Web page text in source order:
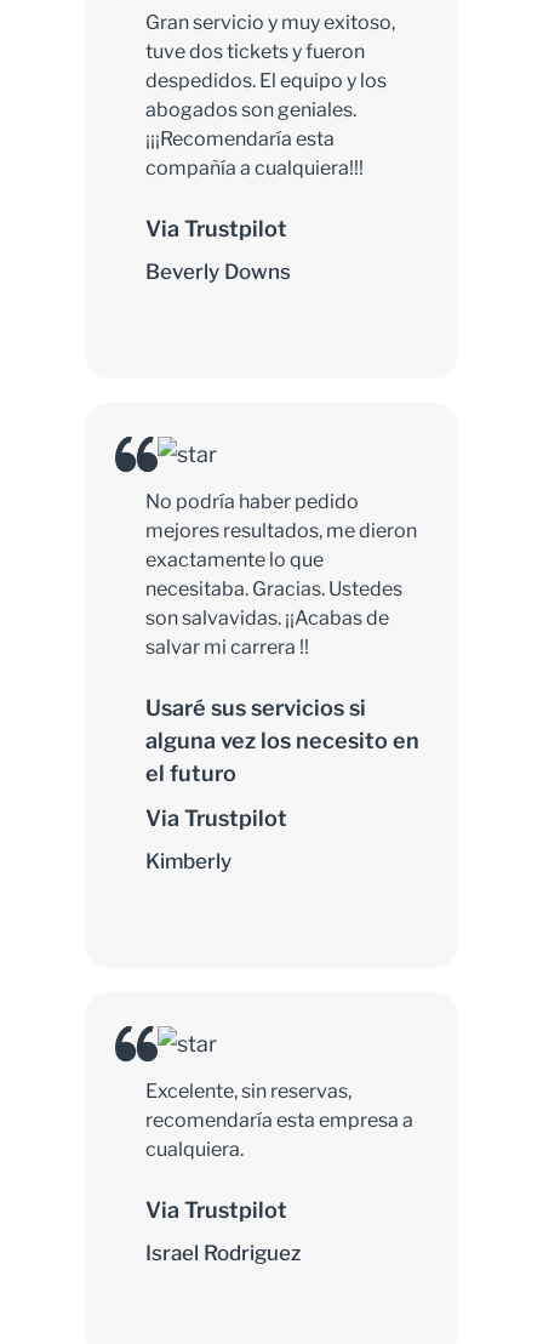
Gran servicio y muy exitoso,
tuve dos tickets y fueron
despedidos. El equipo y los
abogados son geniales.
¡¡¡Recomendaría esta
compañía a cualquiera!!!
Via Trustpilot
Beverly Downs
No podría haber pedido
mejores resultados, me dieron
exactamente lo que
necesitaba. Gracias. Ustedes
son salvavidas. ¡¡Acabas de
salvar mi carrera !!
Usaré sus servicios si
alguna vez los necesito en
el futuro
Via Trustpilot
Kimberly
Excelente, sin reservas,
recomendaría esta empresa a
cualquiera.
Via Trustpilot
Israel Rodriguez